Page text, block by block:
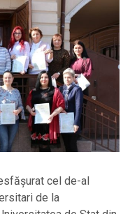
cel de-al
de la